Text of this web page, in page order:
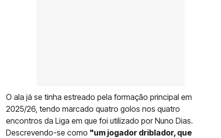
O ala já se tinha estreado pela formação principal em
2025/26, tendo marcado quatro golos nos quatro
encontros da Liga em que foi utilizado por Nuno Dias.
Descrevendo-se como "um jogador driblador, que